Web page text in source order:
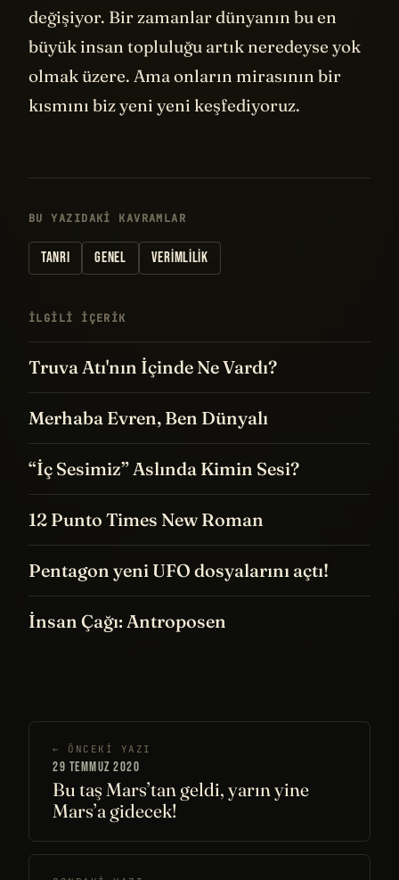
değişiyor. Bir zamanlar dünyanın bu en
büyük insan topluluğu artık neredeyse yok
olmak üzere. Ama onların mirasının bir
kısmını biz yeni yeni keşfediyoruz.
BU YAZIDAKI KAVRAMLAR
TANRI GENEL VERIMLILIK
İLGILI IÇERIK
Truva Atı'nın İçinde Ne Vardı?
Merhaba Evren, Ben Dünyalı
“İç Sesimiz” Aslında Kimin Sesi?
12 Punto Times New Roman
Pentagon yeni UFO dosyalarını açtı!
İnsan Çağı: Antroposen
← ÖNCEKI YAZI
29 TEMMUZ 2020
Bu taş Mars’tan geldi, yarın yine
Mars’a gidecek!